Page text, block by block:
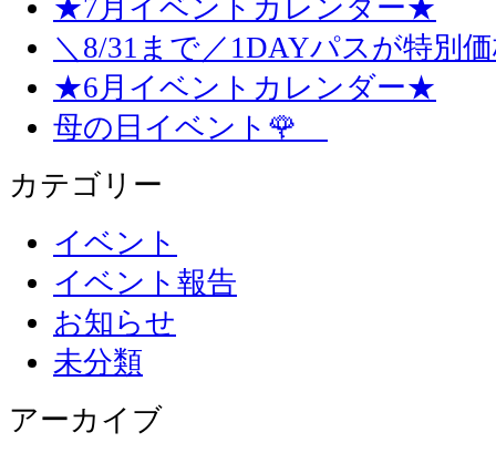
★7月イベントカレンダー★
＼8/31まで／1DAYパスが特別
★6月イベントカレンダー★
母の日イベント🌹
カテゴリー
イベント
イベント報告
お知らせ
未分類
アーカイブ